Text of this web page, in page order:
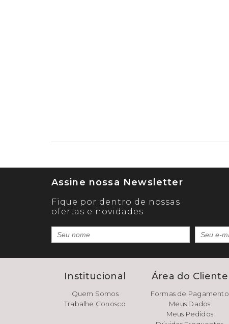
Assine nossa Newsletter
Fique por dentro de nossas
ofertas e novidades
Institucional
Quem Somos
Trabalhe Conosco
Área do Cliente
Formas de Pagamento
Meus Dados
Meus Pedidos